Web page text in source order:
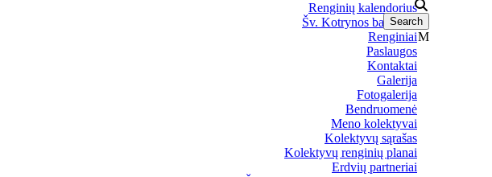
Renginių kalendorius
Šv. Kotrynos bažnyčia
Renginiai
Paslaugos
Kontaktai
Galerija
Fotogalerija
Bendruomenė
Meno kolektyvai
Kolektyvų sąrašas
Kolektyvų renginių planai
Erdvių partneriai